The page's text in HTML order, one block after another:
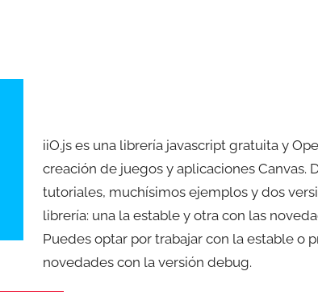
iiO.js es una librería javascript gratuita y
creación de juegos y aplicaciones Canvas.
tutoriales, muchísimos ejemplos y dos
librería: una la estable y otra con las
Puedes optar por trabajar con la estable o
novedades con la versión debug.